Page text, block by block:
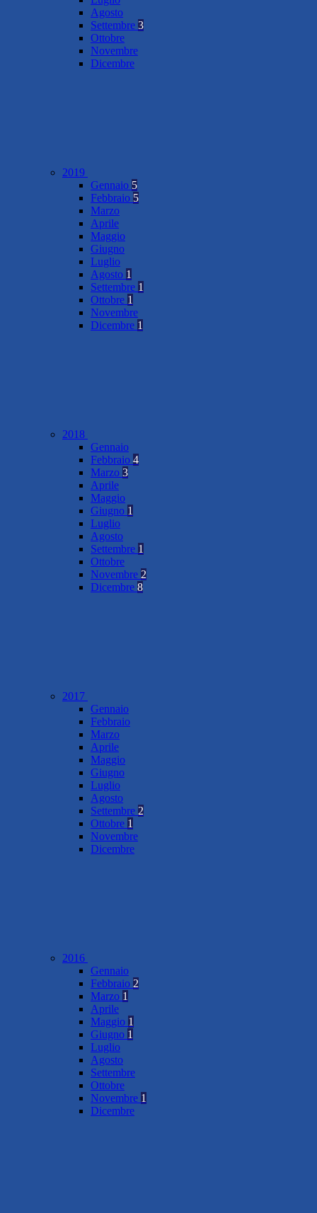
Agosto
Settembre 3
Ottobre
Novembre
Dicembre
2019
Gennaio 5
Febbraio 5
Marzo
Aprile
Maggio
Giugno
Luglio
Agosto 1
Settembre 1
Ottobre 1
Novembre
Dicembre 1
2018
Gennaio
Febbraio 4
Marzo 3
Aprile
Maggio
Giugno 1
Luglio
Agosto
Settembre 1
Ottobre
Novembre 2
Dicembre 8
2017
Gennaio
Febbraio
Marzo
Aprile
Maggio
Giugno
Luglio
Agosto
Settembre 2
Ottobre 1
Novembre
Dicembre
2016
Gennaio
Febbraio 2
Marzo 1
Aprile
Maggio 1
Giugno 1
Luglio
Agosto
Settembre
Ottobre
Novembre 1
Dicembre